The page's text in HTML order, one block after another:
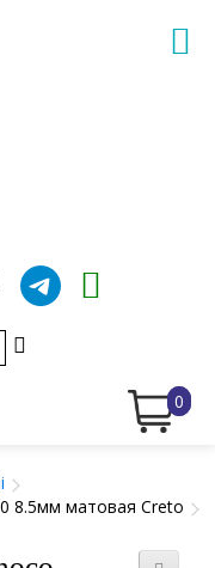
0
8.5мм матовая Creto